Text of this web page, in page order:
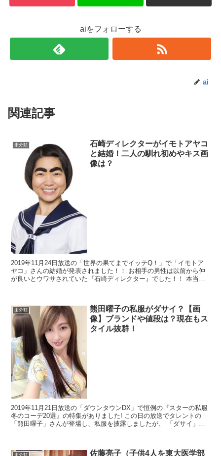
aiをフォローする
ai
関連記事
未分類
石崎ディレクターがイモトアヤコ
と結婚！二人の馴れ初めやキス画
像は？
2019年11月24日放送の「世界の果てまでイッテQ！」で「イモトア
ヤコ」さんの結婚が発表されました！！ お相手の男性は以前から仲
が良いとウワサされていた『石崎ディレクター』でした！！ 本当に
未分類
熊田曜子の私服がダサイ？【画
像】ブランドや値段は？現在もス
タイル抜群！
2019年11月21日放送の「ダウンタウンDX」で恒例の『スターの私服
冬のコーデ20選』の特集がありました! この日の放送でタレントの
「熊田曜子」さんが登場し、私服を披露しましたが、 「ダサイ」
佐藤亮子（子供4人を東大医学部